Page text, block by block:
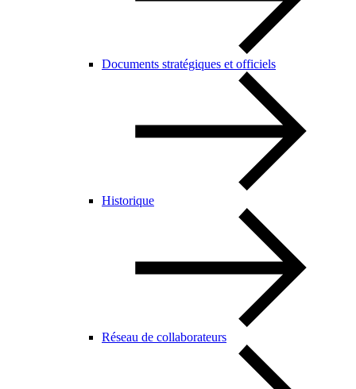
Documents stratégiques et officiels
Historique
Réseau de collaborateurs